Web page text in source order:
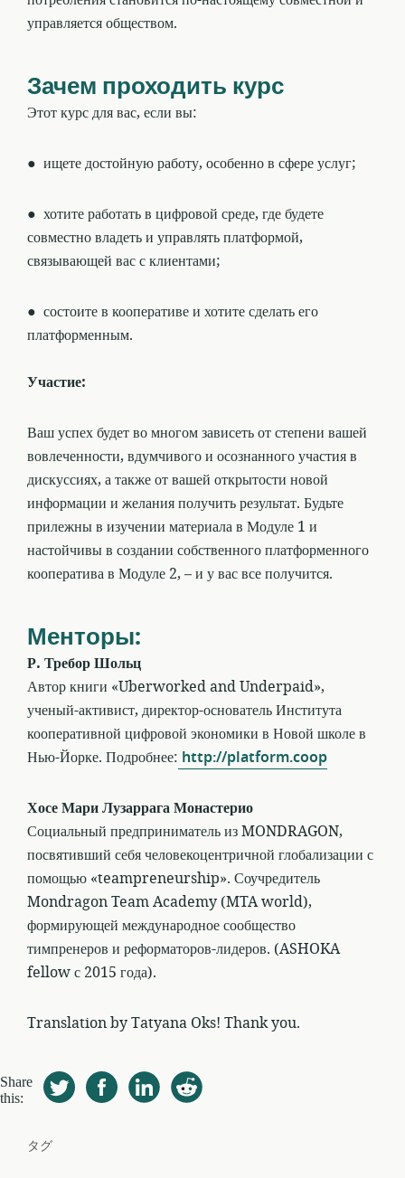
управляется обществом.
Зачем проходить курс
Этот курс для вас, если вы:
● ищете достойную работу, особенно в сфере услуг;
● хотите работать в цифровой среде, где будете
совместно владеть и управлять платформой,
связывающей вас с клиентами;
● состоите в кооперативе и хотите сделать его
платформенным.
Участие:
Ваш успех будет во многом зависеть от степени вашей
вовлеченности, вдумчивого и осознанного участия в
дискуссиях, а также от вашей открытости новой
информации и желания получить результат. Будьте
прилежны в изучении материала в Модуле 1 и
настойчивы в создании собственного платформенного
кооператива в Модуле 2, – и у вас все получится.
Менторы:
Р. Требор Шольц
Автор книги «Uberworked and Underpaid»,
ученый-активист, директор-основатель Института
кооперативной цифровой экономики в Новой школе в
Нью-Йорке. Подробнее: http://platform.coop
Хосе Мари Лузаррага Монастерио
Социальный предприниматель из MONDRAGON,
посвятивший себя человекоцентричной глобализации с
помощью «teampreneurship». Соучредитель
Mondragon Team Academy (MTA world),
формирующей международное сообщество
тимпренеров и реформаторов-лидеров. (ASHOKA
fellow с 2015 года).
Translation by Tatyana Oks! Thank you.
Share
this:
タグ